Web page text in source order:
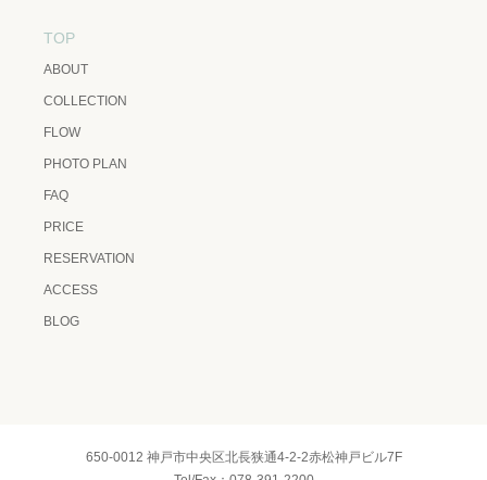
TOP
ABOUT
COLLECTION
FLOW
PHOTO PLAN
FAQ
PRICE
RESERVATION
ACCESS
BLOG
650-0012 神戸市中央区北長狭通4-2-2赤松神戸ビル7F